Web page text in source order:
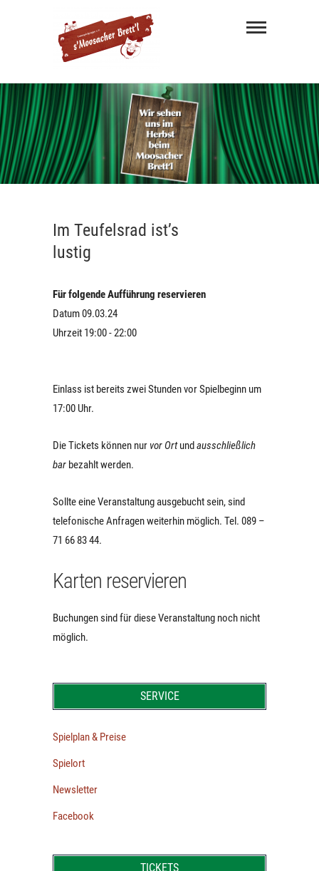
Brett'l
MÜNCHNER MUNDART THEATER
Im Teufelsrad ist’s
lustig
Für folgende Aufführung reservieren
Datum 09.03.24
Uhrzeit 19:00 - 22:00
Einlass ist bereits zwei Stunden vor Spielbeginn um
17:00 Uhr.
Die Tickets können nur vor Ortundausschließlich
bar bezahlt werden.
Sollte eine Veranstaltung ausgebucht sein, sind
telefonische Anfragen weiterhin möglich. Tel. 089 –
71 66 83 44.
Karten reservieren
Buchungen sind für diese Veranstaltung noch nicht
möglich.
SERVICE
Spielplan & Preise
Spielort
Newsletter
Facebook
TICKETS